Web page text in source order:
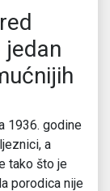
1936. godine
a
tako što je
porodica nije